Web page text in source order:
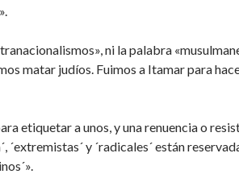
ni la palabra
matar judíos. Fuimos a Itamar para
etiquetar a unos, y una renuencia o
y ´radicales´ están